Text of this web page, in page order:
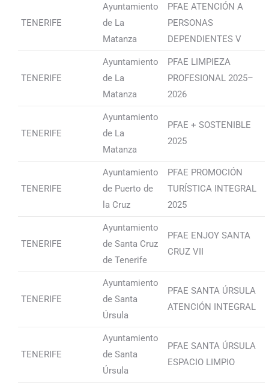
TENERIFE
Ayuntamiento
de La
Matanza
PFAE ATENCIÓN A
PERSONAS
DEPENDIENTES V
TENERIFE
Ayuntamiento
de La
Matanza
PFAE LIMPIEZA
PROFESIONAL 2025–
2026
TENERIFE
Ayuntamiento
de La
Matanza
PFAE + SOSTENIBLE
2025
TENERIFE
Ayuntamiento
de Puerto de
la Cruz
PFAE PROMOCIÓN
TURÍSTICA INTEGRAL
2025
TENERIFE
Ayuntamiento
de Santa Cruz
de Tenerife
PFAE ENJOY SANTA
CRUZ VII
TENERIFE
Ayuntamiento
de Santa
Úrsula
PFAE SANTA ÚRSULA
ATENCIÓN INTEGRAL
TENERIFE
Ayuntamiento
de Santa
Úrsula
PFAE SANTA ÚRSULA
ESPACIO LIMPIO